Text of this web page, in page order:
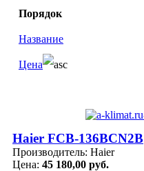
Порядок
Название
Цена
Haier FCB-136BCN2B
Производитель: Haier
Цена: 45 180,00 руб.